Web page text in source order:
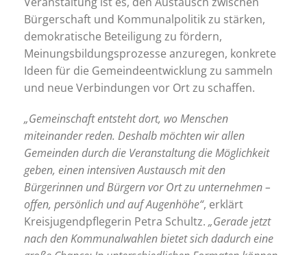
Bürgerschaft und Kommunalpolitik zu stärken,
demokratische Beteiligung zu fördern,
Meinungsbildungsprozesse anzuregen, konkrete
Ideen für die Gemeindeentwicklung zu sammeln
und neue Verbindungen vor Ort zu schaffen.
„Gemeinschaft entsteht dort, wo Menschen
miteinander reden. Deshalb möchten wir allen
Gemeinden durch die Veranstaltung die Möglichkeit
geben, einen intensiven Austausch mit den
Bürgerinnen und Bürgern vor Ort zu unternehmen –
offen, persönlich und auf Augenhöhe“, erklärt
Kreisjugendpflegerin Petra Schultz. „Gerade jetzt
nach den Kommunalwahlen bietet sich dadurch eine